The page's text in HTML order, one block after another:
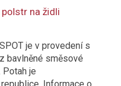
na židli
je v provedení s
bavlněné směsové
Potah je